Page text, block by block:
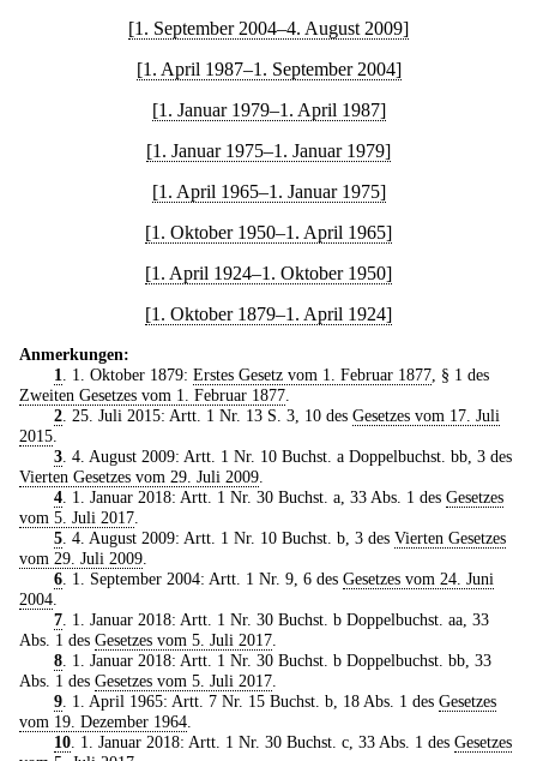
[1. September 2004–4. August 2009]
[1. April 1987–1. September 2004]
[1. Januar 1979–1. April 1987]
[1. Januar 1975–1. Januar 1979]
[1. April 1965–1. Januar 1975]
[1. Oktober 1950–1. April 1965]
[1. April 1924–1. Oktober 1950]
[1. Oktober 1879–1. April 1924]
Anmerkungen:
1
. 1. Oktober 1879: Erstes Gesetz vom 1. Februar 1877, § 1 des
Zweiten Gesetzes vom 1. Februar 1877
2. 25. Juli 2015: Artt. 1 Nr. 13 S. 3, 10 des Gesetzes vom 17. Juli
2015
3. 4. August 2009: Artt. 1 Nr. 10 Buchst. a Doppelbuchst. bb, 3 des
Vierten Gesetzes vom 29. Juli 2009
4. 1. Januar 2018: Artt. 1 Nr. 30 Buchst. a, 33 Abs. 1 des Gesetzes
vom 5. Juli 2017
5. 4. August 2009: Artt. 1 Nr. 10 Buchst. b, 3 des Vierten Gesetzes
vom 29. Juli 2009
6. 1. September 2004: Artt. 1 Nr. 9, 6 des Gesetzes vom 24. Juni
2004
7. 1. Januar 2018: Artt. 1 Nr. 30 Buchst. b Doppelbuchst. aa, 33
Abs. 1 des Gesetzes vom 5. Juli 2017
8. 1. Januar 2018: Artt. 1 Nr. 30 Buchst. b Doppelbuchst. bb, 33
Abs. 1 des Gesetzes vom 5. Juli 2017
9. 1. April 1965: Artt. 7 Nr. 15 Buchst. b, 18 Abs. 1 des Gesetzes
vom 19. Dezember 1964
10. 1. Januar 2018: Artt. 1 Nr. 30 Buchst. c, 33 Abs. 1 des Gesetzes